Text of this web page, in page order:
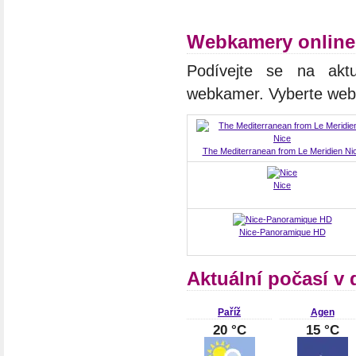
Webkamery
Podívejte se na
webkamer. Vyberte
The Mediterranean from Le Meridien
Nice
Nice-Panoramique HD
Aktuální počasí v
Paříž
20 °C
Agen
15 °C